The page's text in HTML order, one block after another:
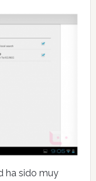
ha sido muy